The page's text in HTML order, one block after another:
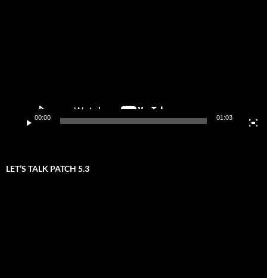
00:00 01:03
LET’S TALK PATCH 5.3